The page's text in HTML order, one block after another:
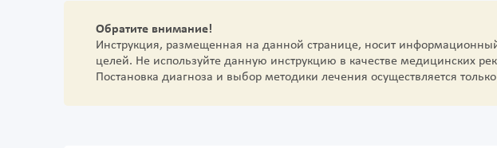
Обратите внимание!
Инструкция, размещенная на данной странице, носит
целей. Не используйте данную инструкцию в качестве медицинских
Постановка диагноза и выбор методики лечения осуществляется